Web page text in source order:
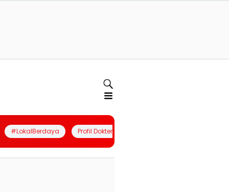
#LokalBerdaya Profil Dokter